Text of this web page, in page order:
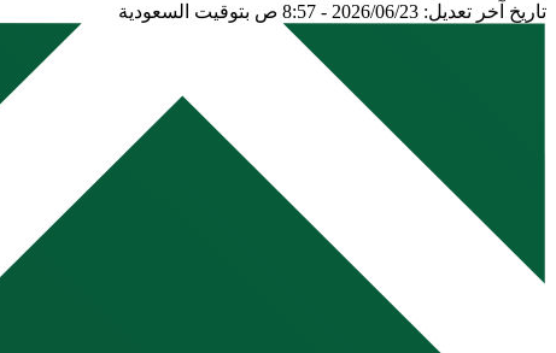
تاريخ آخر تعديل: 2026/06/23 - 8:57 ص بتوقيت السعودية